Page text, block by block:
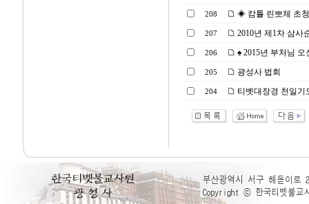
208 ◈ 캄튤 린뽀체 초
207 2010년 제1차 삼사
206 ♠ 2015년 부처님
205 광성사 법회
204 티벳대장경 천일기